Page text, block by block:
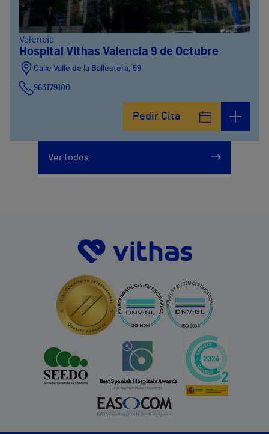
Valencia
Hospital Vithas Valencia 9 de Octubre
Calle Valle de la Ballestera, 59
963179100
Pedir Cita
Ver todos